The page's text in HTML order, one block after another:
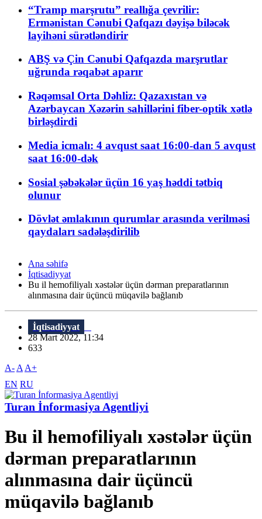
“Tramp marşrutu” reallığa çevrilir:
Ermənistan Cənubi Qafqazı dəyişə biləcək
layihəni sürətləndirir
ABŞ və Çin Cənubi Qafqazda marşrutlar
uğrunda rəqabət aparır
Rəqəmsal Orta Dəhliz: Qazaxıstan və
Azərbaycan Xəzərin sahillərini fiber-optik xətlə
birləşdirdi
Media icmalı: 4 avqust saat 16:00-dan 5 avqust
saat 16:00-dək
Sosial şəbəkələr üçün 16 yaş həddi tətbiq
olunur
Dövlət əmlakının qurumlar arasında verilməsi
qaydaları sadələşdirilib
Ana səhifə
İqtisadiyyat
Bu il hemofiliyalı xəstələr üçün dərman preparatlarının
alınmasına dair üçüncü müqavilə bağlanıb
İqtisadiyyat
28 Mart 2022, 11:34
633
A- A A+
EN RU
Turan İnformasiya Agentliyi
Bu il hemofiliyalı xəstələr üçün
dərman preparatlarının
alınmasına dair üçüncü
müqavilə bağlanıb